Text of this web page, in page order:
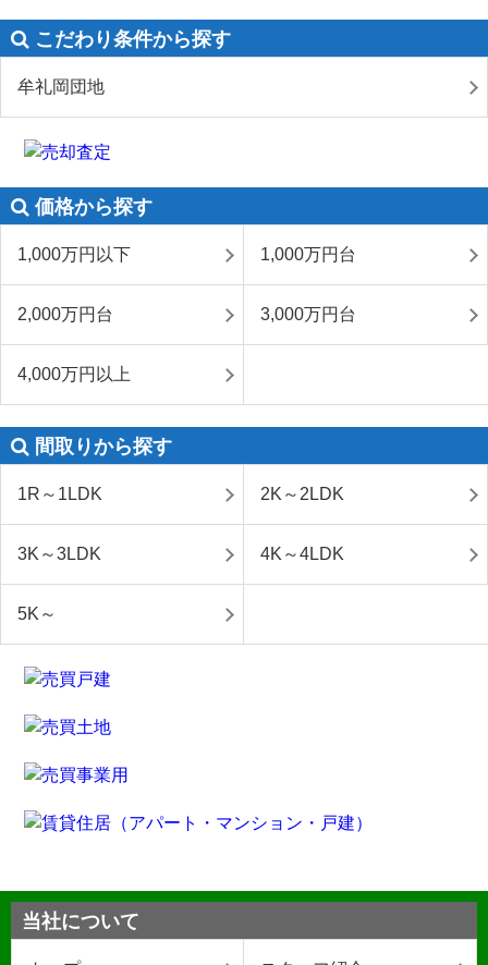
こだわり条件から探す
牟礼岡団地
価格から探す
1,000万円以下 1,000万円台
2,000万円台 3,000万円台
4,000万円以上
間取りから探す
1R～1LDK 2K～2LDK
3K～3LDK 4K～4LDK
5K～
当社について